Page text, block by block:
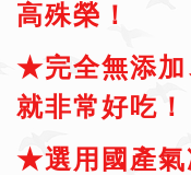
高殊榮 ！
★完全無添加
就非常好吃！
★選用國產氣